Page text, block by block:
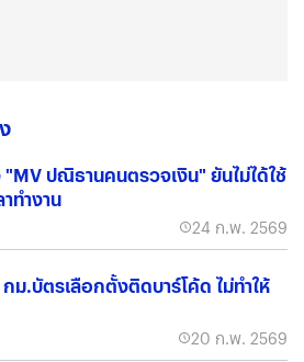
ปณิธานคนตรวจเงิน" ยันไม่ได้ใช้
ทำงาน
24 ก.พ. 2569
ม.บัตรเลือกตั้งติดบาร์โค้ด ไม่ทำให้
20 ก.พ. 2569